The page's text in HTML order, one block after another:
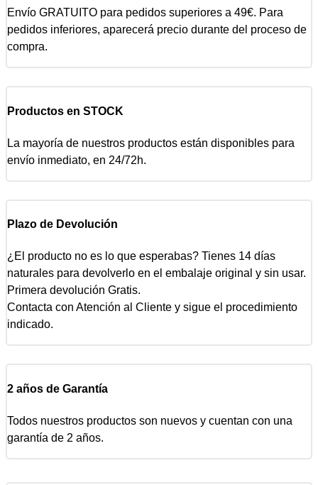
Envío GRATUITO para pedidos superiores a 49€. Para
pedidos inferiores, aparecerá precio durante del proceso de
compra.
Productos en STOCK
La mayoría de nuestros productos están disponibles para
envío inmediato, en 24/72h.
Plazo de Devolución
¿El producto no es lo que esperabas? Tienes 14 días
naturales para devolverlo en el embalaje original y sin usar.
Primera devolución Gratis.
Contacta con Atención al Cliente y sigue el procedimiento
indicado.
2 años de Garantía
Todos nuestros productos son nuevos y cuentan con una
garantía de 2 años.